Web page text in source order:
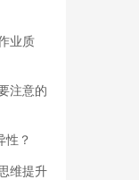
业质
注意的
性？
维提升